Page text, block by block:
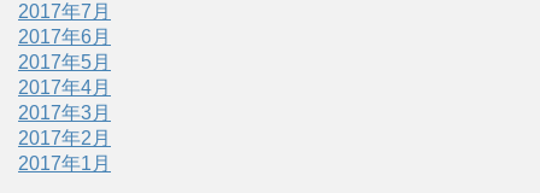
2017年7月
2017年6月
2017年5月
2017年4月
2017年3月
2017年2月
2017年1月